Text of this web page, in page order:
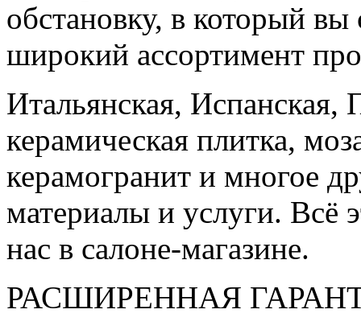
обстановку, в который
широкий ассортимент
Итальянская, Испанская,
керамическая плитка,
керамогранит и многое
материалы и услуги. Всё
нас в салоне-магазине.
РАСШИРЕННАЯ